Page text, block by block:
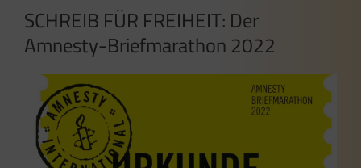
SCHREIB FÜR FREIHEIT: Der
Amnesty-Briefmarathon 2022